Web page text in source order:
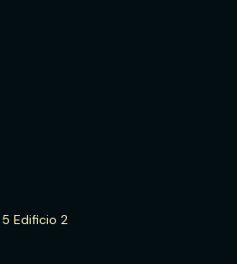
5 Edificio 2